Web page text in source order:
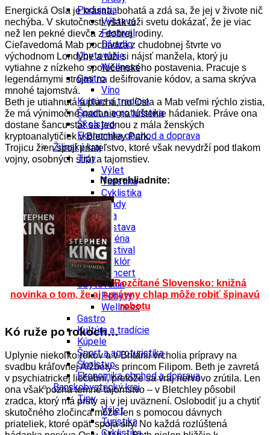
Podujatia
Výstava
Festival
Divadlo
Ubytovanie
Wellness
Gastro
Víno
Kultúra a tradície
Šport a agroturistika
Školstvo
Ekonomika obchod a doprava
Žilinský kraj
Tipy
Výlet
Turistika
Cyklistika
Hrady
Podujatia
Výstava
Galéria
Festival
Folklór
Koncert
Ubytovanie
Pobyty
Wellness
Gastro
Kultúra a tradície
Kúpele
Šport a agroturistika
Školstvo
Ekonomika obchod a doprava
Banskobystrický kraj
Tipy
Výlet
Turistika
Energická Osla je krásna, bohatá a zdá sa, že jej v živote nič
nechýba. V skutočnosti však túži svetu dokázať, že je viac
než len pekné dievča z dobrej rodiny.
Cieľavedomá Mab pochádza z chudobnej štvrte vo
východnom Londýne a túži si nájsť manžela, ktorý ju
vytiahne z nízkeho spoločenského postavenia. Pracuje s
legendárnymi strojmi na dešifrovanie kódov, a sama skrýva
mnohé tajomstvá.
Beth je utiahnutá a plachá, no Osla a Mab veľmi rýchlo zistia,
že má výnimočné nadanie na lúštenie hádaniek. Práve ona
dostane šancu stať sa jednou z mála ženských
kryptoanalytičiek v Bletchley Park.
Trojicu žien spojí priateľstvo, ktoré však nevydrží pod tlakom
vojny, osobných strát a tajomstiev.
Neprehliadnite:
Rozčítané Slovensko: knižná
novinka o tom, že aj správny chlap môže robiť špinavú
robotu
Kó ruže po rokoch…
Uplynie niekoľko rokov a v Británii vrcholia prípravy na
svadbu kráľovnej Alžbety s princom Filipom. Beth je zavretá
v psychiatrickej liečebni, pretože sa vraj nervovo zrútila. Len
ona však pozná temné tajomstvo – v Bletchley pôsobil
zradca, ktorý má prsty aj v jej uväznení. Oslobodiť ju a chytiť
skutočného zločinca môže len s pomocou dávnych
priateliek, ktoré opäť spoja sily. No každá rozlúštená